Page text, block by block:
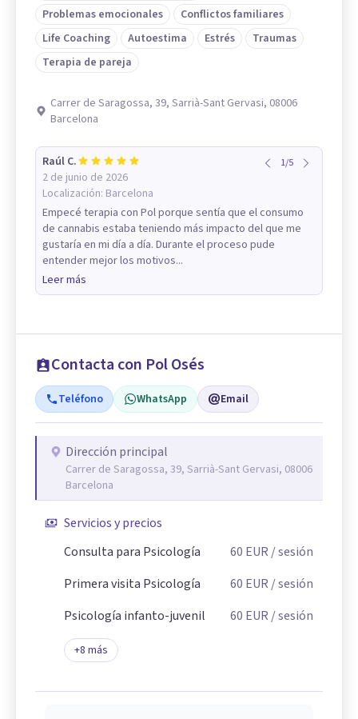
Problemas emocionales
Conflictos familiares
Life Coaching
Autoestima Estrés
Traumas
Terapia de pareja
Carrer de Saragossa, 39, Sarrià-Sant Gervasi, 08006
Barcelona
Raúl C.
2 de junio de 2026
Localización: Barcelona
1/5
Empecé terapia con Pol porque sentía que el consumo
de cannabis estaba teniendo más impacto del que me
gustaría en mi día a día. Durante el proceso pude
entender mejor los motivos...
Leer más
Contacta con Pol Osés
Teléfono WhatsApp Email
Dirección principal
Carrer de Saragossa, 39, Sarrià-Sant Gervasi, 08006
Barcelona
Servicios y precios
Consulta para Psicología
60 EUR/ sesión
Primera visita Psicología
60 EUR/ sesión
Psicología infanto-juvenil
60 EUR/ sesión
+8 más